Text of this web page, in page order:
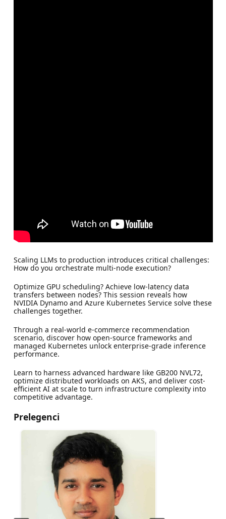
Scaling LLMs to production introduces critical challenges:
How do you orchestrate multi-node execution?
Optimize GPU scheduling? Achieve low-latency data
transfers between nodes? This session reveals how
NVIDIA Dynamo and Azure Kubernetes Service solve these
challenges together.
Through a real-world e-commerce recommendation
scenario, discover how open-source frameworks and
managed Kubernetes unlock enterprise-grade inference
performance.
Learn to harness advanced hardware like GB200 NVL72,
optimize distributed workloads on AKS, and deliver cost-
efficient AI at scale to turn infrastructure complexity into
competitive advantage.
Prelegenci